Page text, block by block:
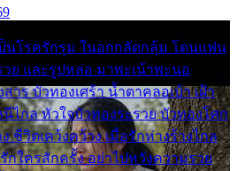
ป็นโรครักรุม ในอกกลัดกลุ้ม โดนแฟน
ย และรูปหล่อ มาพะเน้าพะนอ
สาร บัวทองเศร้า น้ำตาคลอเบ้า เฝ้า
ไกล หัวใจบัวทองระรวย บัวทองโศก
ชีวิตเคว้งคว้าง เมื่อรักห่างร้างไกล
กใครสักครั้ง อย่าไปหวังความรวย